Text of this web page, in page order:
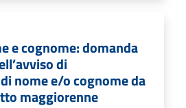
e cognome: domanda
di
nome e/o cognome da
maggiorenne